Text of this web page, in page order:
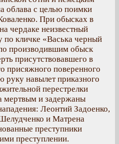
облава с целью поимки
При обысках в
чердаке неизвестный
по кличке «Васька черный
производившим обыск
присутствовавшего в
присяжного поверенного
руку навылет приказного
перестрелки
мертвым и задержаны
Леонтий Задоенко,
и Матрена
преступники
преступлении.